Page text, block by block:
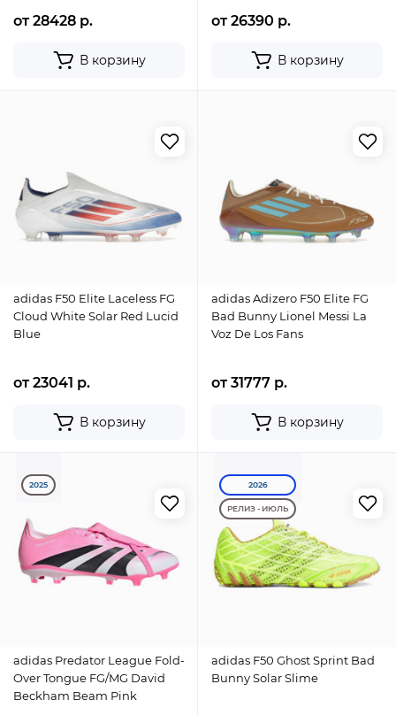
от 28428 р.
В корзину
от 26390 р.
В корзину
adidas F50 Elite Laceless FG
Cloud White Solar Red Lucid
Blue
от 23041 р.
В корзину
adidas Adizero F50 Elite FG
Bad Bunny Lionel Messi La
Voz De Los Fans
от 31777 р.
В корзину
2025
adidas Predator League Fold-
Over Tongue FG/MG David
Beckham Beam Pink
2026
РЕЛИЗ - ИЮЛЬ
adidas F50 Ghost Sprint Bad
Bunny Solar Slime